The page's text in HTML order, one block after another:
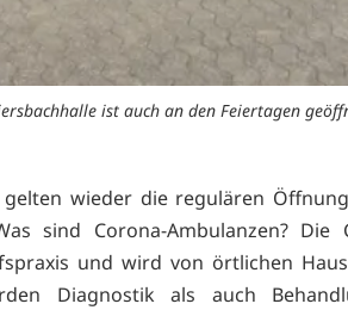
ist auch an den Feiertagen
wieder die regulären
sind Corona-Ambulanzen? Die
und wird von örtlichen
Diagnostik als auch